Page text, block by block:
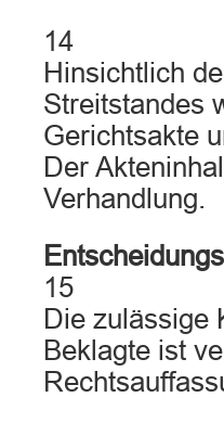
14
Hinsichtlich
Streitstandes
Gerichtsakte
Der
Verhandlung.
15
Die zulässige
Beklagte ist